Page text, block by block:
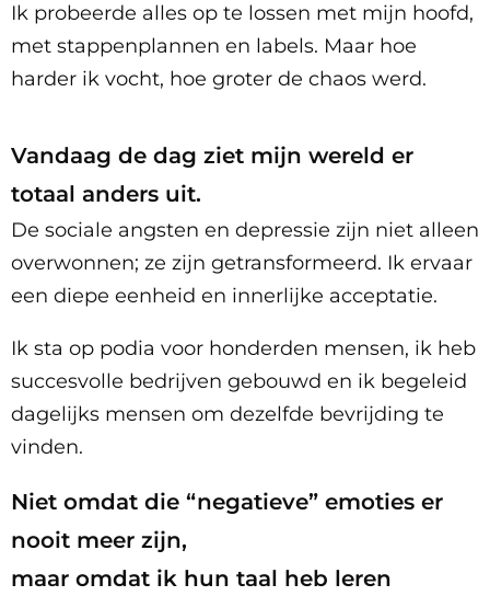
Ik probeerde alles op te lossen met mijn hoofd,
met stappenplannen en labels. Maar hoe
harder ik vocht, hoe groter de chaos werd.
Vandaag de dag ziet mijn wereld er
totaal anders uit.
De sociale angsten en depressie zijn niet alleen
overwonnen; ze zijn getransformeerd. Ik ervaar
een diepe eenheid en innerlijke acceptatie.
Ik sta op podia voor honderden mensen, ik heb
succesvolle bedrijven gebouwd en ik begeleid
dagelijks mensen om dezelfde bevrijding te
vinden.
Niet omdat die “negatieve” emoties er
nooit meer zijn,
maar omdat ik hun taal heb leren